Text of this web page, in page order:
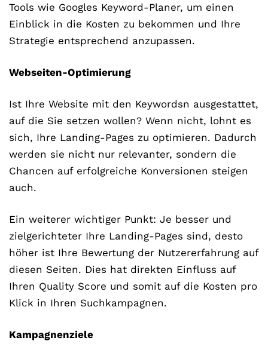
Tools wie Googles Keyword-Planer, um einen
Einblick in die Kosten zu bekommen und Ihre
Strategie entsprechend anzupassen.
Webseiten-Optimierung
Ist Ihre Website mit den Keywordsn ausgestattet,
auf die Sie setzen wollen? Wenn nicht, lohnt es
sich, Ihre Landing-Pages zu optimieren. Dadurch
werden sie nicht nur relevanter, sondern die
Chancen auf erfolgreiche Konversionen steigen
auch.
Ein weiterer wichtiger Punkt: Je besser und
zielgerichteter Ihre Landing-Pages sind, desto
höher ist Ihre Bewertung der Nutzererfahrung auf
diesen Seiten. Dies hat direkten Einfluss auf
Ihren Quality Score und somit auf die Kosten pro
Klick in Ihren Suchkampagnen.
Kampagnenziele